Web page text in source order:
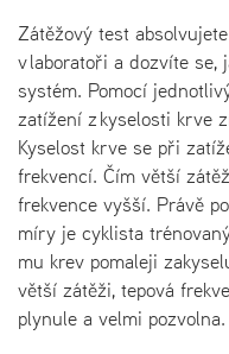
Zátěžový test
v laboratoři a dozvíte
systém. Pomocí
zatížení z kyselosti krve
Kyselost krve se při
frekvencí. Čím větší
frekvence vyšší. Právě
míry je cyklista
mu krev pomaleji
větší zátěži, tepová
plynule a velmi pozvolna.